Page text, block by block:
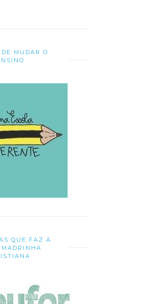
DE MUDAR O
QUE FAZ A